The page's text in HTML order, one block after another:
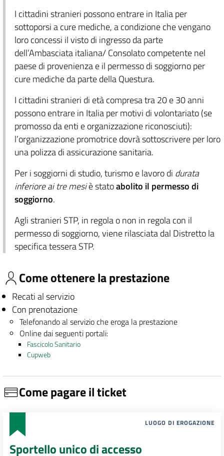
I cittadini stranieri possono entrare in Italia per
sottoporsi a cure mediche, a condizione che vengano
loro concessi il visto di ingresso da parte
dell’Ambasciata italiana/ Consolato competente nel
paese di provenienza e il permesso di soggiorno per
cure mediche da parte della Questura.
I cittadini stranieri di età compresa tra 20 e 30 anni
possono entrare in Italia per motivi di volontariato (se
promosso da enti e organizzazione riconosciuti):
l’organizzazione promotrice dovrà sottoscrivere per loro
una polizza di assicurazione sanitaria.
Per i soggiorni di studio, turismo e lavoro di durata
inferiore ai tre mesiè statoabolito il permesso di
soggiorno.
Agli stranieri STP, in regola o non in regola con il
permesso di soggiorno, viene rilasciata dal Distretto la
specifica tessera STP.
Come ottenere la prestazione
Recati al servizio
Con prenotazione
Telefonando al servizio che eroga la prestazione
Online dai seguenti portali:
Fascicolo Sanitario
Cupweb
Come pagare il ticket
LUOGO DI EROGAZIONE
Sportello unico di accesso